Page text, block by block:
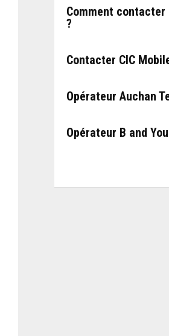
Comment contacter
?
Contacter CIC
Opérateur Auchan
Opérateur B and You